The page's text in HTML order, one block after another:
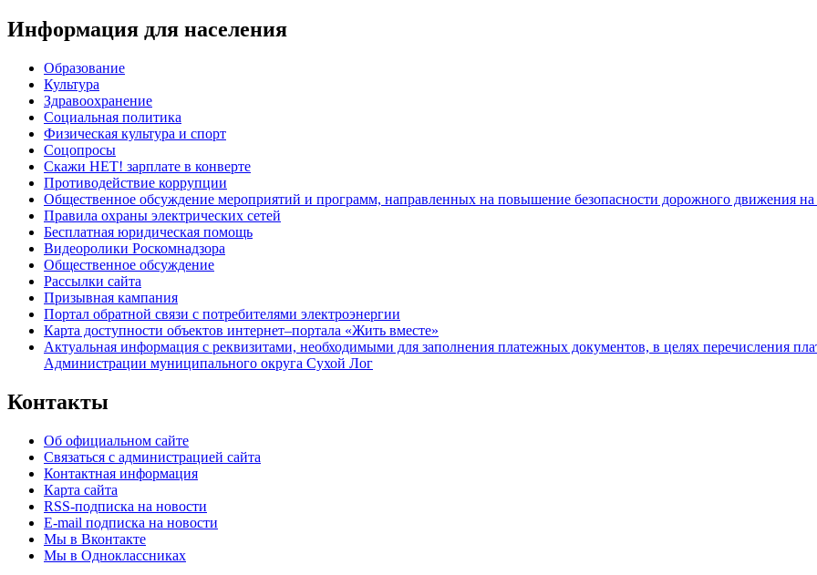
Информация для населения
Образование
Культура
Здравоохранение
Социальная политика
Физическая культура и спорт
Соцопросы
Скажи НЕТ! зарплате в конверте
Противодействие коррупции
Общественное обсуждение мероприятий и программ, направленных на повышение безопасности дорожного движения на
Правила охраны электрических сетей
Бесплатная юридическая помощь
Видеоролики Роскомнадзора
Общественное обсуждение
Рассылки сайта
Призывная кампания
Портал обратной связи с потребителями электроэнергии
Карта доступности объектов интернет–портала «Жить вместе»
Актуальная информация с реквизитами, необходимыми для заполнения платежных документов, в целях перечисления
Администрации муниципального округа Сухой Лог
Контакты
Об официальном сайте
Связаться с администрацией сайта
Контактная информация
Карта сайта
RSS-подписка на новости
E-mail подписка на новости
Мы в Вконтакте
Мы в Одноклассниках